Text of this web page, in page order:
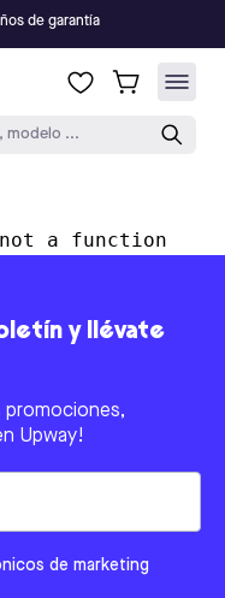
de garantía
modelo ...
a function
y llévate
promociones,
Upway!
de marketing